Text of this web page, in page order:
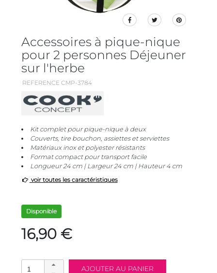
Accessoires à pique-nique
pour 2 personnes Déjeuner
sur l'herbe
REFERENCE CMP-3784
Kit complet pour pique-nique à deux
Couverts, tire bouchon, assiettes et serviettes
Matériaux inox et polyester résistants
Format compact pour transport facile
Longueur 24 cm | Largeur 24 cm | Hauteur 4 cm
voir toutes les caractéristiques
Disponible
16,90 €